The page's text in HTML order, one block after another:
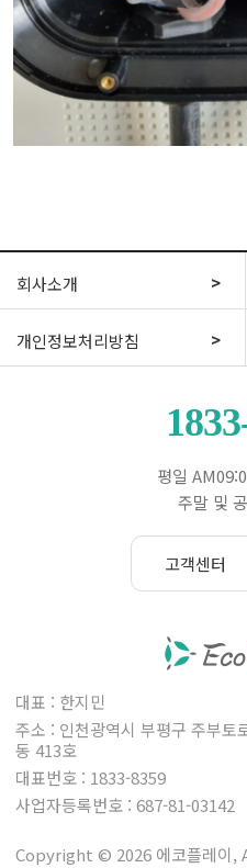
회사소개
개인정보처리방침
평일
주말 및
고객센터
대표 : 한지민
주소 : 인천광역시 부평구 주부
동 413호
대표번호 : 1833-8359
사업자등록번호 : 687-81-03142
Copyright © 2026 에코플레이